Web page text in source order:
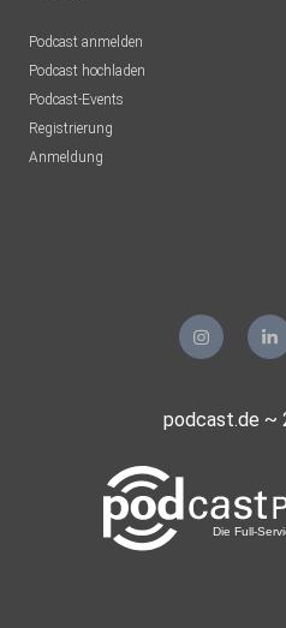
Podcast anmelden
Podcast hochladen
Podcast-Events
Registrierung
Anmeldung
podcast.de ~